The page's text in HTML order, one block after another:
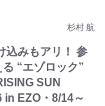
杉村 航
込みもアリ！ 参
“エゾロック”
SUN
in EZO・8/14～